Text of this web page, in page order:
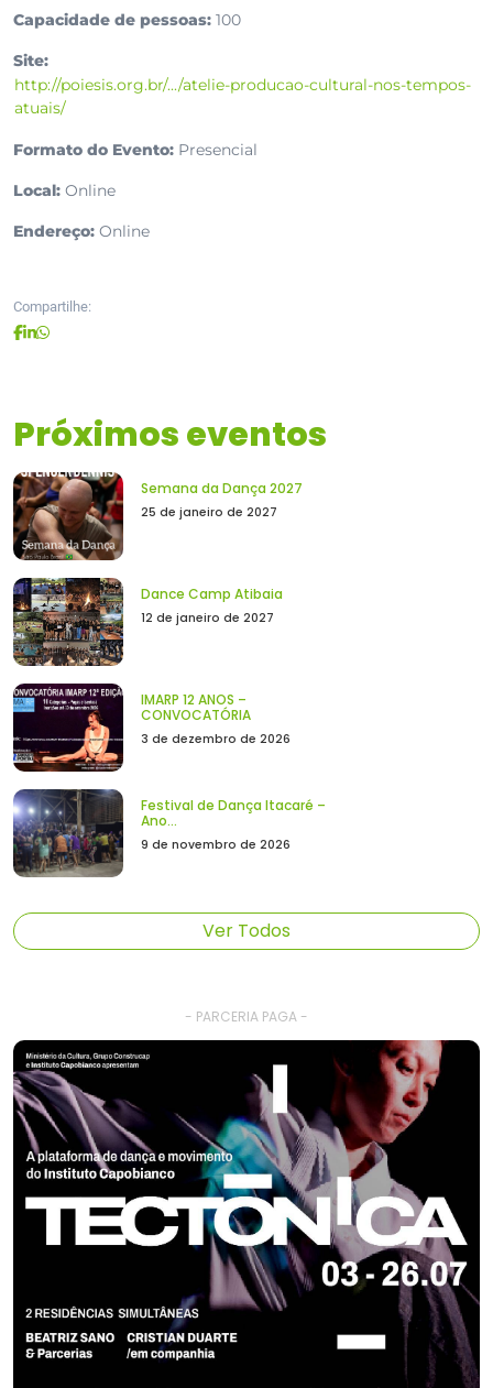
Capacidade de pessoas: 100
Site:
http://poiesis.org.br/.../atelie-producao-cultural-nos-tempos-
atuais/
Formato do Evento: Presencial
Local: Online
Endereço: Online
Compartilhe:
Próximos eventos
Semana da Dança 2027
25 de janeiro de 2027
Dance Camp Atibaia
12 de janeiro de 2027
IMARP 12 ANOS –
CONVOCATÓRIA
3 de dezembro de 2026
Festival de Dança Itacaré –
Ano...
9 de novembro de 2026
Ver Todos
- PARCERIA PAGA -